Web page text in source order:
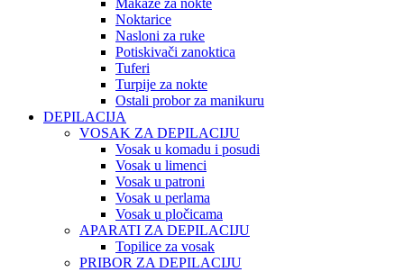
Makaze za nokte
Noktarice
Nasloni za ruke
Potiskivači zanoktica
Tuferi
Turpije za nokte
Ostali probor za manikuru
DEPILACIJA
VOSAK ZA DEPILACIJU
Vosak u komadu i posudi
Vosak u limenci
Vosak u patroni
Vosak u perlama
Vosak u pločicama
APARATI ZA DEPILACIJU
Topilice za vosak
PRIBOR ZA DEPILACIJU